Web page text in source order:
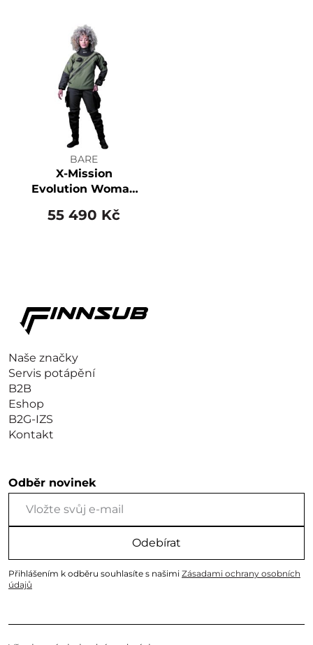
BARE
X-Mission
Evolution Woman
55 490 Kč
Naše značky
Servis potápění
B2B
Eshop
B2G-IZS
Kontakt
Odběr novinek
Odebírat
Přihlášením k odběru souhlasíte s našimi Zásadami ochrany osobních
údajů